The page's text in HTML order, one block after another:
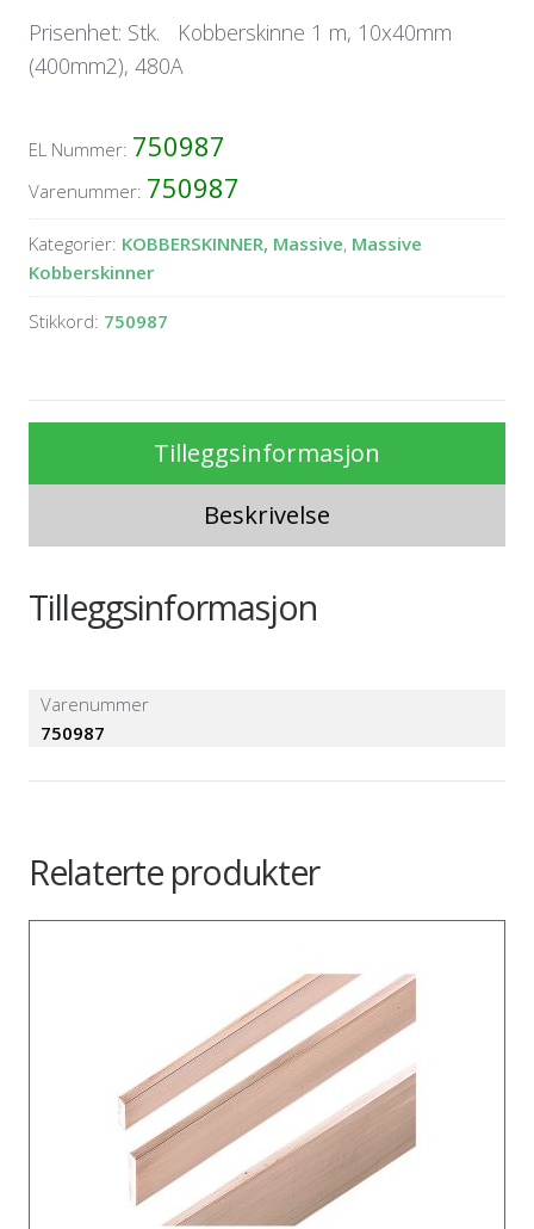
Prisenhet: Stk. Kobberskinne 1 m, 10x40mm
(400mm2), 480A
EL Nummer: 750987
Varenummer: 750987
Kategorier: KOBBERSKINNER, Massive, Massive
Kobberskinner
Stikkord: 750987
Tilleggsinformasjon
Beskrivelse
Tilleggsinformasjon
Varenummer
750987
Relaterte produkter